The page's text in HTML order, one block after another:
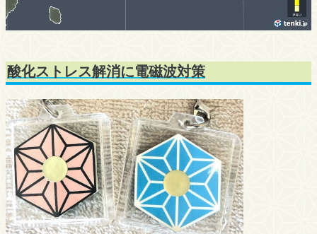
酸化ストレス解消に電磁波対策